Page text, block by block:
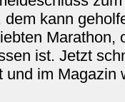
dem kann
Marathon,
ist. Jetzt
im Magazin